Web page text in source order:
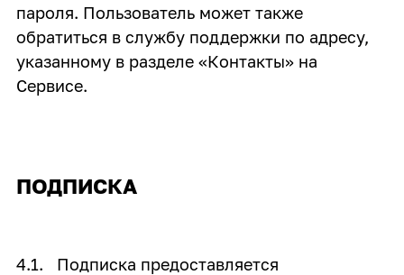
пароля. Пользователь может также
обратиться в службу поддержки по адресу,
указанному в разделе «Контакты» на
Сервисе.
ПОДПИСКА
4.1. Подписка предоставляется